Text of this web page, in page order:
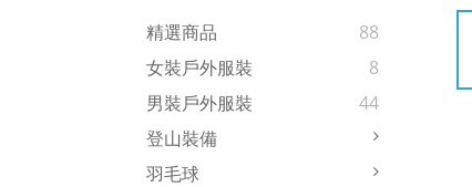
精選商品
88
女裝戶外服裝
8
男裝戶外服裝
44
登山裝備
羽毛球